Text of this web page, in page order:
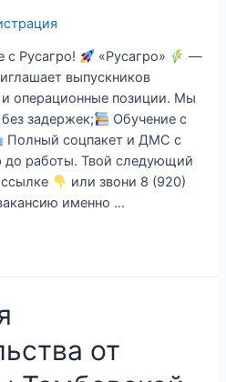
с Русагро! «Русагро»
—
выпускников
операционные позиции. Мы
задержек;
Обучение с
Полный соцпакет и ДМС с
до работы. Твой следующий
или звони 8 (920)
именно …
от